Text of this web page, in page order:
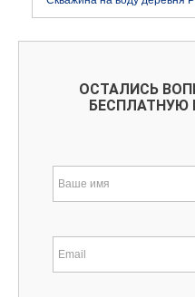
ОСТАЛИСЬ
БЕСПЛАТНУЮ